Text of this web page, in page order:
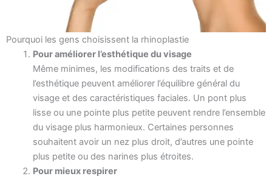
Pourquoi les gens choisissent la rhinoplastie
Pour améliorer l’esthétique du visage
Même minimes, les modifications des traits et de
l’esthétique peuvent améliorer l’équilibre général du
visage et des caractéristiques faciales. Un pont plus
lisse ou une pointe plus petite peuvent rendre l’ensemble
du visage plus harmonieux. Certaines personnes
souhaitent avoir un nez plus droit, d’autres une pointe
plus petite ou des narines plus étroites.
Pour mieux respirer